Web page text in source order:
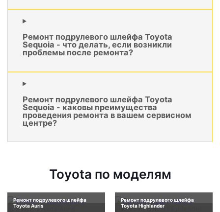
Ремонт подрулевого шлейфа Toyota
Sequoia - что делать, если возникли
проблемы после ремонта?
Ремонт подрулевого шлейфа Toyota
Sequoia - каковы преимущества
проведения ремонта в вашем сервисном
центре?
Toyota по моделям
Ремонт подрулевого шлейфа
Toyota Auris
Ремонт подрулевого шлейфа
Toyota Highlander